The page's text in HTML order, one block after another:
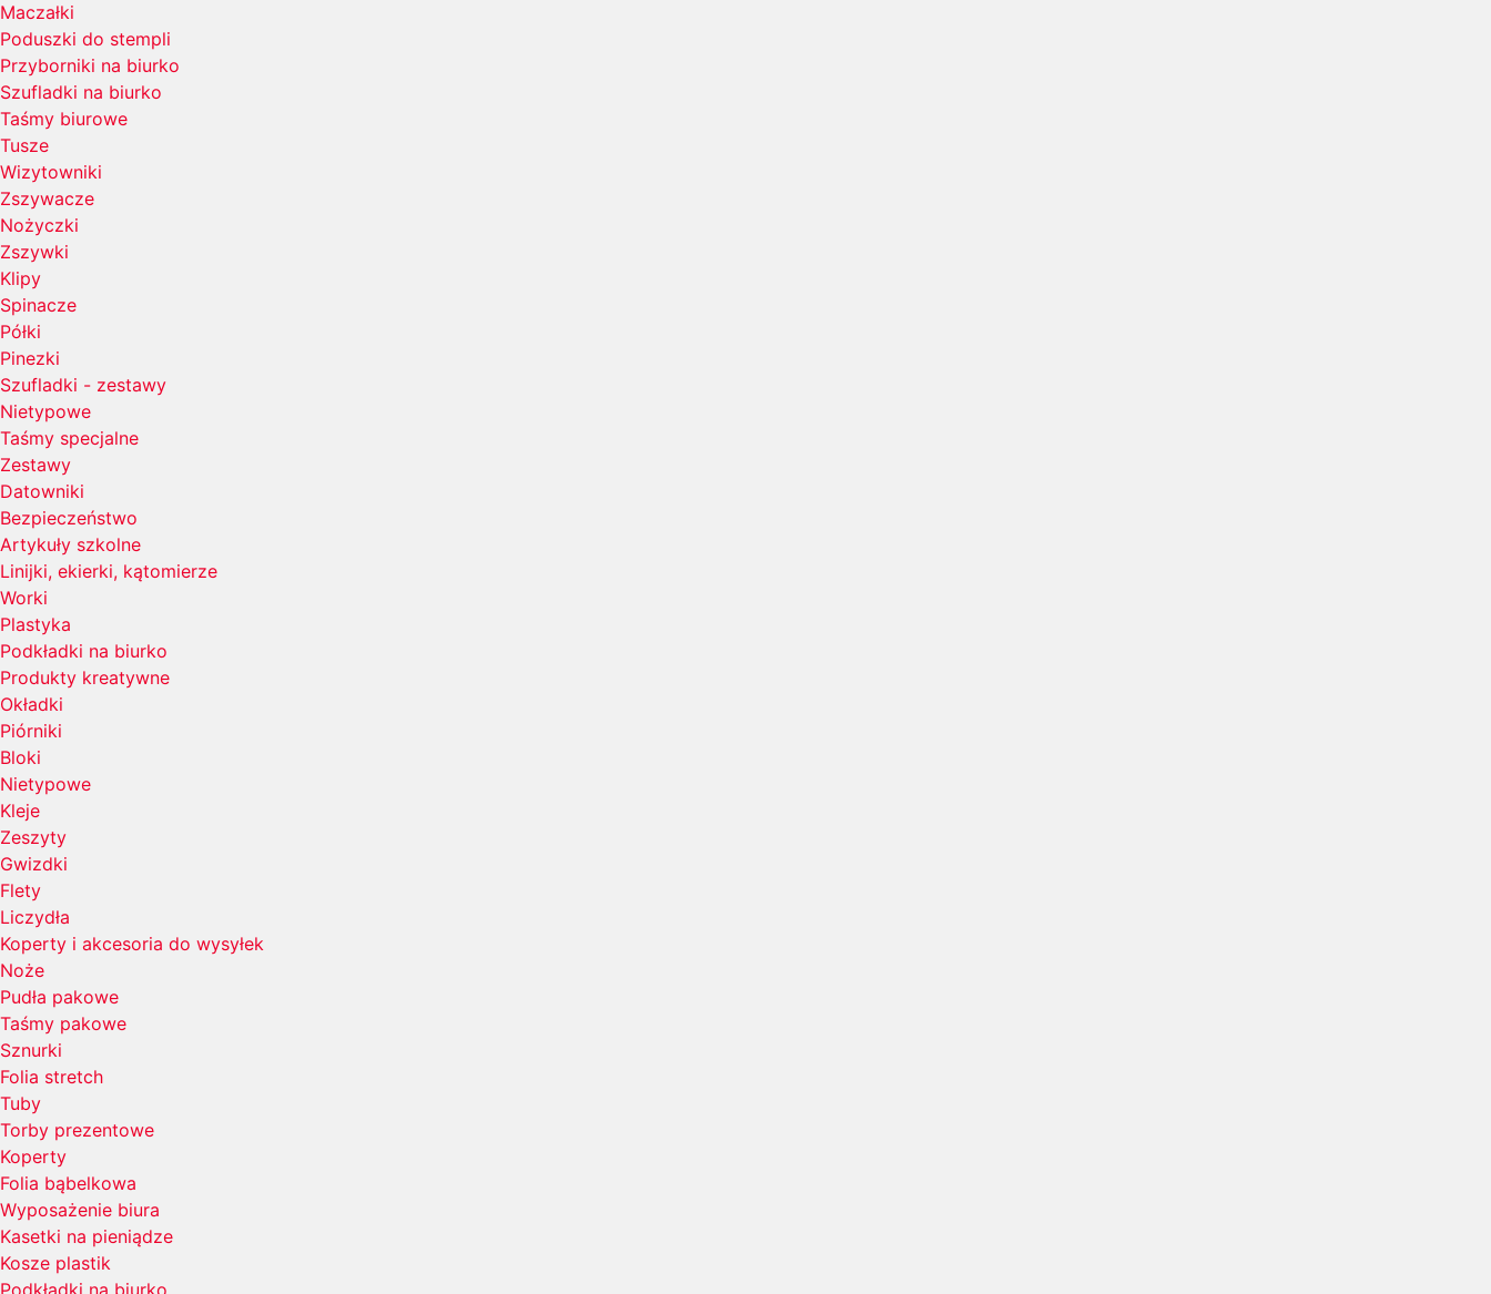
Maczałki
Poduszki do stempli
Przyborniki na biurko
Szufladki na biurko
Taśmy biurowe
Tusze
Wizytowniki
Zszywacze
Nożyczki
Zszywki
Klipy
Spinacze
Półki
Pinezki
Szufladki - zestawy
Nietypowe
Taśmy specjalne
Zestawy
Datowniki
Bezpieczeństwo
Artykuły szkolne
Linijki, ekierki, kątomierze
Worki
Plastyka
Podkładki na biurko
Produkty kreatywne
Okładki
Piórniki
Bloki
Nietypowe
Kleje
Zeszyty
Gwizdki
Flety
Liczydła
Koperty i akcesoria do wysyłek
Noże
Pudła pakowe
Taśmy pakowe
Sznurki
Folia stretch
Tuby
Torby prezentowe
Koperty
Folia bąbelkowa
Wyposażenie biura
Kasetki na pieniądze
Kosze plastik